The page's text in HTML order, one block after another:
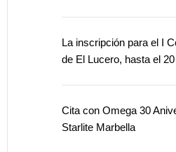
La inscripción para el I
de El Lucero, hasta el
Cita con Omega 30
Starlite Marbella